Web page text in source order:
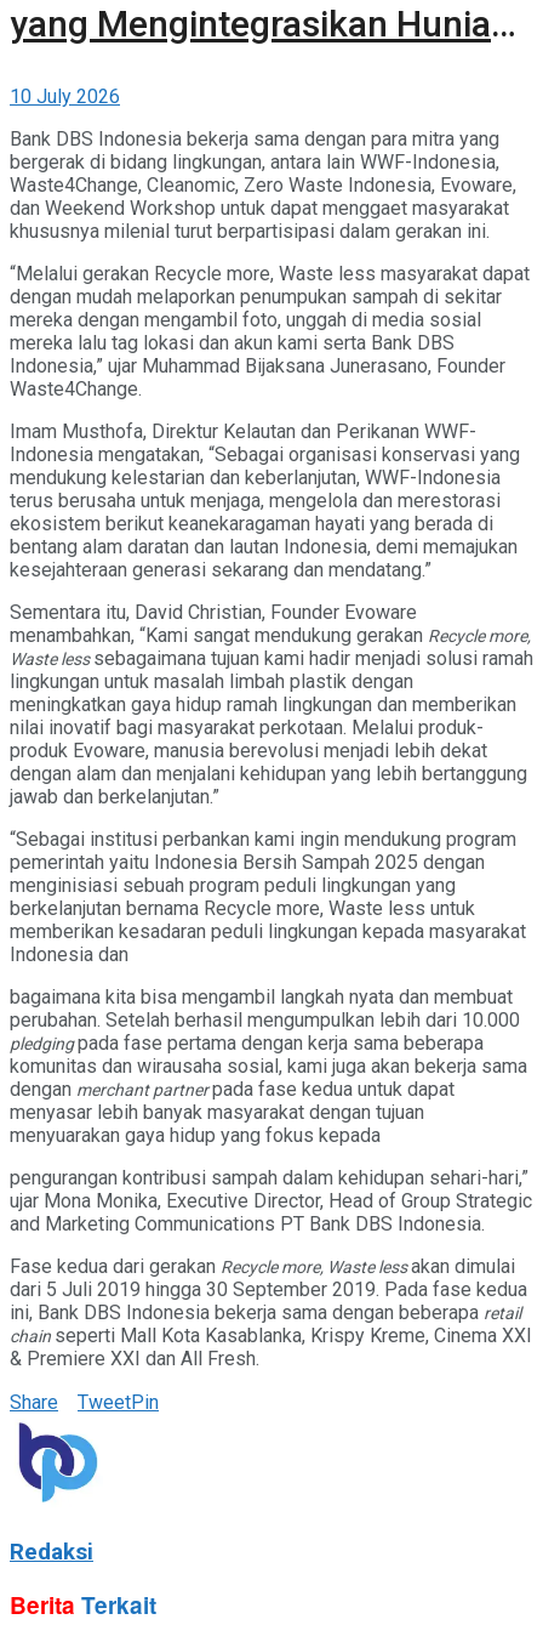
yang Mengintegrasikan Hunian,
Hijau
10 July 2026
Bank DBS Indonesia bekerja sama dengan para mitra yang
bergerak di bidang lingkungan, antara lain WWF-Indonesia,
Waste4Change, Cleanomic, Zero Waste Indonesia, Evoware,
dan Weekend Workshop untuk dapat menggaet masyarakat
khususnya milenial turut berpartisipasi dalam gerakan ini.
“Melalui gerakan Recycle more, Waste less masyarakat dapat
dengan mudah melaporkan penumpukan sampah di sekitar
mereka dengan mengambil foto, unggah di media sosial
mereka lalu tag lokasi dan akun kami serta Bank DBS
Indonesia,” ujar Muhammad Bijaksana Junerasano, Founder
Waste4Change.
Imam Musthofa, Direktur Kelautan dan Perikanan WWF-
Indonesia mengatakan, “Sebagai organisasi konservasi yang
mendukung kelestarian dan keberlanjutan, WWF-Indonesia
terus berusaha untuk menjaga, mengelola dan merestorasi
ekosistem berikut keanekaragaman hayati yang berada di
bentang alam daratan dan lautan Indonesia, demi memajukan
kesejahteraan generasi sekarang dan mendatang.”
Sementara itu, David Christian, Founder Evoware
menambahkan, “Kami sangat mendukung gerakan Recycle more,
Waste lesssebagaimana tujuan kami hadir menjadi solusi ramah
lingkungan untuk masalah limbah plastik dengan
meningkatkan gaya hidup ramah lingkungan dan memberikan
nilai inovatif bagi masyarakat perkotaan. Melalui produk-
produk Evoware, manusia berevolusi menjadi lebih dekat
dengan alam dan menjalani kehidupan yang lebih bertanggung
jawab dan berkelanjutan.”
“Sebagai institusi perbankan kami ingin mendukung program
pemerintah yaitu Indonesia Bersih Sampah 2025 dengan
menginisiasi sebuah program peduli lingkungan yang
berkelanjutan bernama Recycle more, Waste less untuk
memberikan kesadaran peduli lingkungan kepada masyarakat
Indonesia dan
bagaimana kita bisa mengambil langkah nyata dan membuat
perubahan. Setelah berhasil mengumpulkan lebih dari 10.000
pledgingpada fase pertama dengan kerja sama beberapa
komunitas dan wirausaha sosial, kami juga akan bekerja sama
dengan merchant partnerpada fase kedua untuk dapat
menyasar lebih banyak masyarakat dengan tujuan
menyuarakan gaya hidup yang fokus kepada
pengurangan kontribusi sampah dalam kehidupan sehari-hari,”
ujar Mona Monika, Executive Director, Head of Group Strategic
and Marketing Communications PT Bank DBS Indonesia.
Fase kedua dari gerakan Recycle more, Waste lessakan dimulai
dari 5 Juli 2019 hingga 30 September 2019. Pada fase kedua
ini, Bank DBS Indonesia bekerja sama dengan beberapa retail
chain seperti Mall Kota Kasablanka, Krispy Kreme, Cinema XXI
& Premiere XXI dan All Fresh.
Share
TweetPin
Redaksi
Berita Terkait